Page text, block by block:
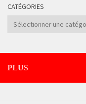
CATÉGORIES
Catégories
PLUS